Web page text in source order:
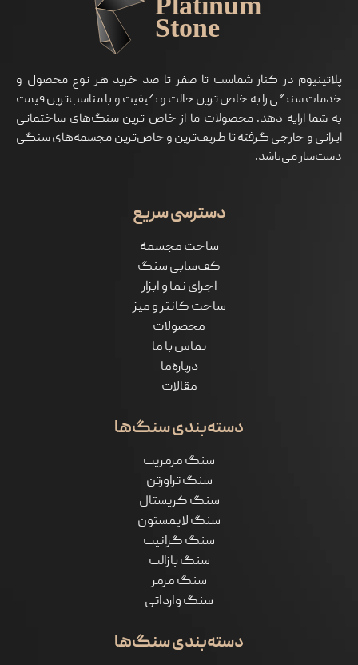
پلاتینیوم در کنار شماست تا صفر تا صد خرید هر نوع محصول و
خدمات سنگی را به خاص ترین حالت و کیفیت و با مناسب‌ترین قیمت
به شما ارايه دهد. محصولات ما از خاص ترین سنگ‌های ساختمانی
ایرانی و خارجی گرفته تا ظریف‌ترین و خاص‌ترین مجسمه‌های سنگی
دست‌ساز می‌باشد.
دسترسی سریع
ساخت مجسمه
کف‌سابی سنگ
اجرای نما و ابزار
ساخت کانتر و میز
محصولات
تماس با ما
درباره‌ما
مقالات
دسته‌بندی سنگ‌ها
سنگ مرمریت
سنگ تراورتن
سنگ کریستال
سنگ لایمستون
سنگ گرانیت
سنگ بازالت
سنگ مرمر
سنگ وارداتی
دسته‌بندی سنگ‌ها